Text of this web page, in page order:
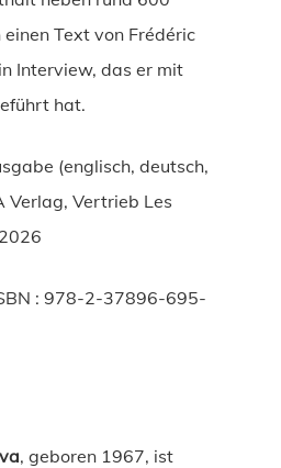
Text von Frédéric
Interview, das er mit
hat.
(englisch, deutsch,
Verlag, Vertrieb Les
: 978-2-37896-695-
, geboren 1967, ist